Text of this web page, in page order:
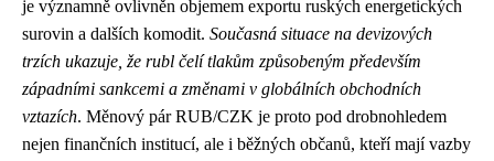
je významně ovlivněn objemem exportu ruských energetických
surovin a dalších komodit. Současná situace na devizových
trzích ukazuje, že rubl čelí tlakům způsobeným především
západními sankcemi a změnami v globálních obchodních
vztazích. Měnový pár RUB/CZK je proto pod drobnohledem
nejen finančních institucí, ale i běžných občanů, kteří mají vazby